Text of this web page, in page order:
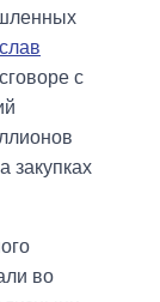
с
закупках
во